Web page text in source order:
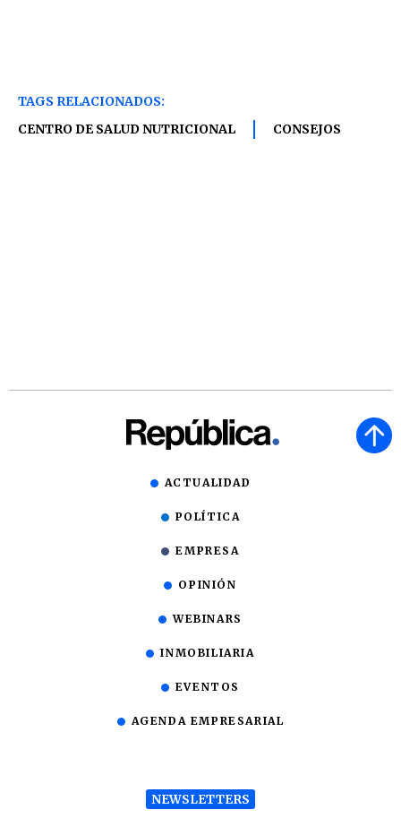
TAGS RELACIONADOS:
CENTRO DE SALUD NUTRICIONAL
CONSEJOS
ACTUALIDAD
POLÍTICA
EMPRESA
OPINIÓN
WEBINARS
INMOBILIARIA
EVENTOS
AGENDA EMPRESARIAL
NEWSLETTERS